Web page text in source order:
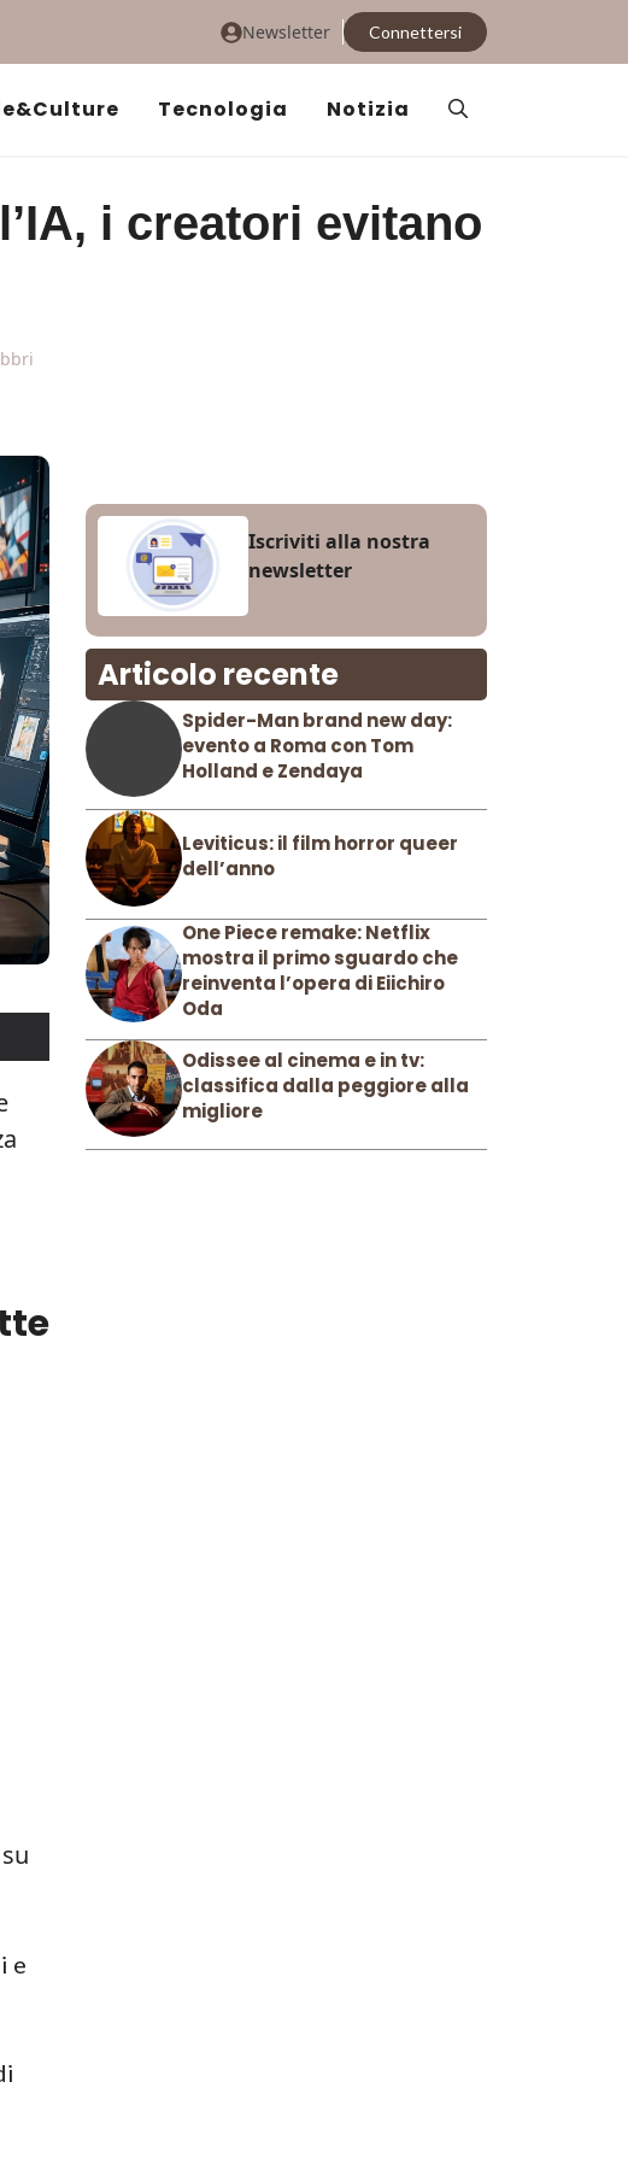
Newsletter Connettersi
Tecnologia Notizia
i creatori evitano
e
Iscriviti alla nostra
newsletter
Articolo recente
Spider-Man brand new day:
evento a Roma con Tom
Holland e Zendaya
Leviticus: il film horror queer
dell’anno
One Piece remake: Netflix
mostra il primo sguardo che
reinventa l’opera di Eiichiro
Oda
Odissee al cinema e in tv:
classifica dalla peggiore alla
migliore